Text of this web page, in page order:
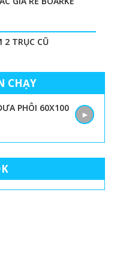
TRỤC CŨ
CHẠY
PHÔI 60X100
►